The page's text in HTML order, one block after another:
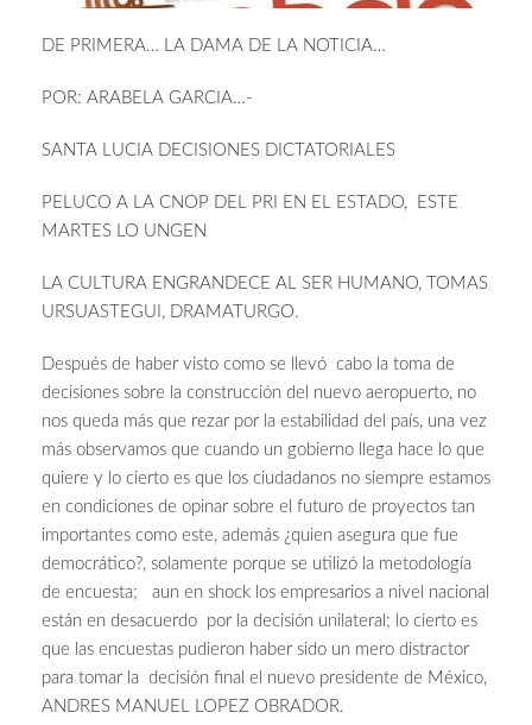
DE PRIMERA… LA DAMA DE LA NOTICIA…
POR: ARABELA GARCIA…-
SANTA LUCIA DECISIONES DICTATORIALES
PELUCO A LA CNOP DEL PRI EN EL ESTADO, ESTE
MARTES LO UNGEN
LA CULTURA ENGRANDECE AL SER HUMANO, TOMAS
URSUASTEGUI, DRAMATURGO.
Después de haber visto como se llevó cabo la toma de
decisiones sobre la construcción del nuevo aeropuerto, no
nos queda más que rezar por la estabilidad del país, una vez
más observamos que cuando un gobierno llega hace lo que
quiere y lo cierto es que los ciudadanos no siempre estamos
en condiciones de opinar sobre el futuro de proyectos tan
importantes como este, además ¿quien asegura que fue
democrático?, solamente porque se utilizó la metodología
de encuesta; aun en shock los empresarios a nivel nacional
están en desacuerdo por la decisión unilateral; lo cierto es
que las encuestas pudieron haber sido un mero distractor
para tomar la decisión final el nuevo presidente de México,
ANDRES MANUEL LOPEZ OBRADOR.